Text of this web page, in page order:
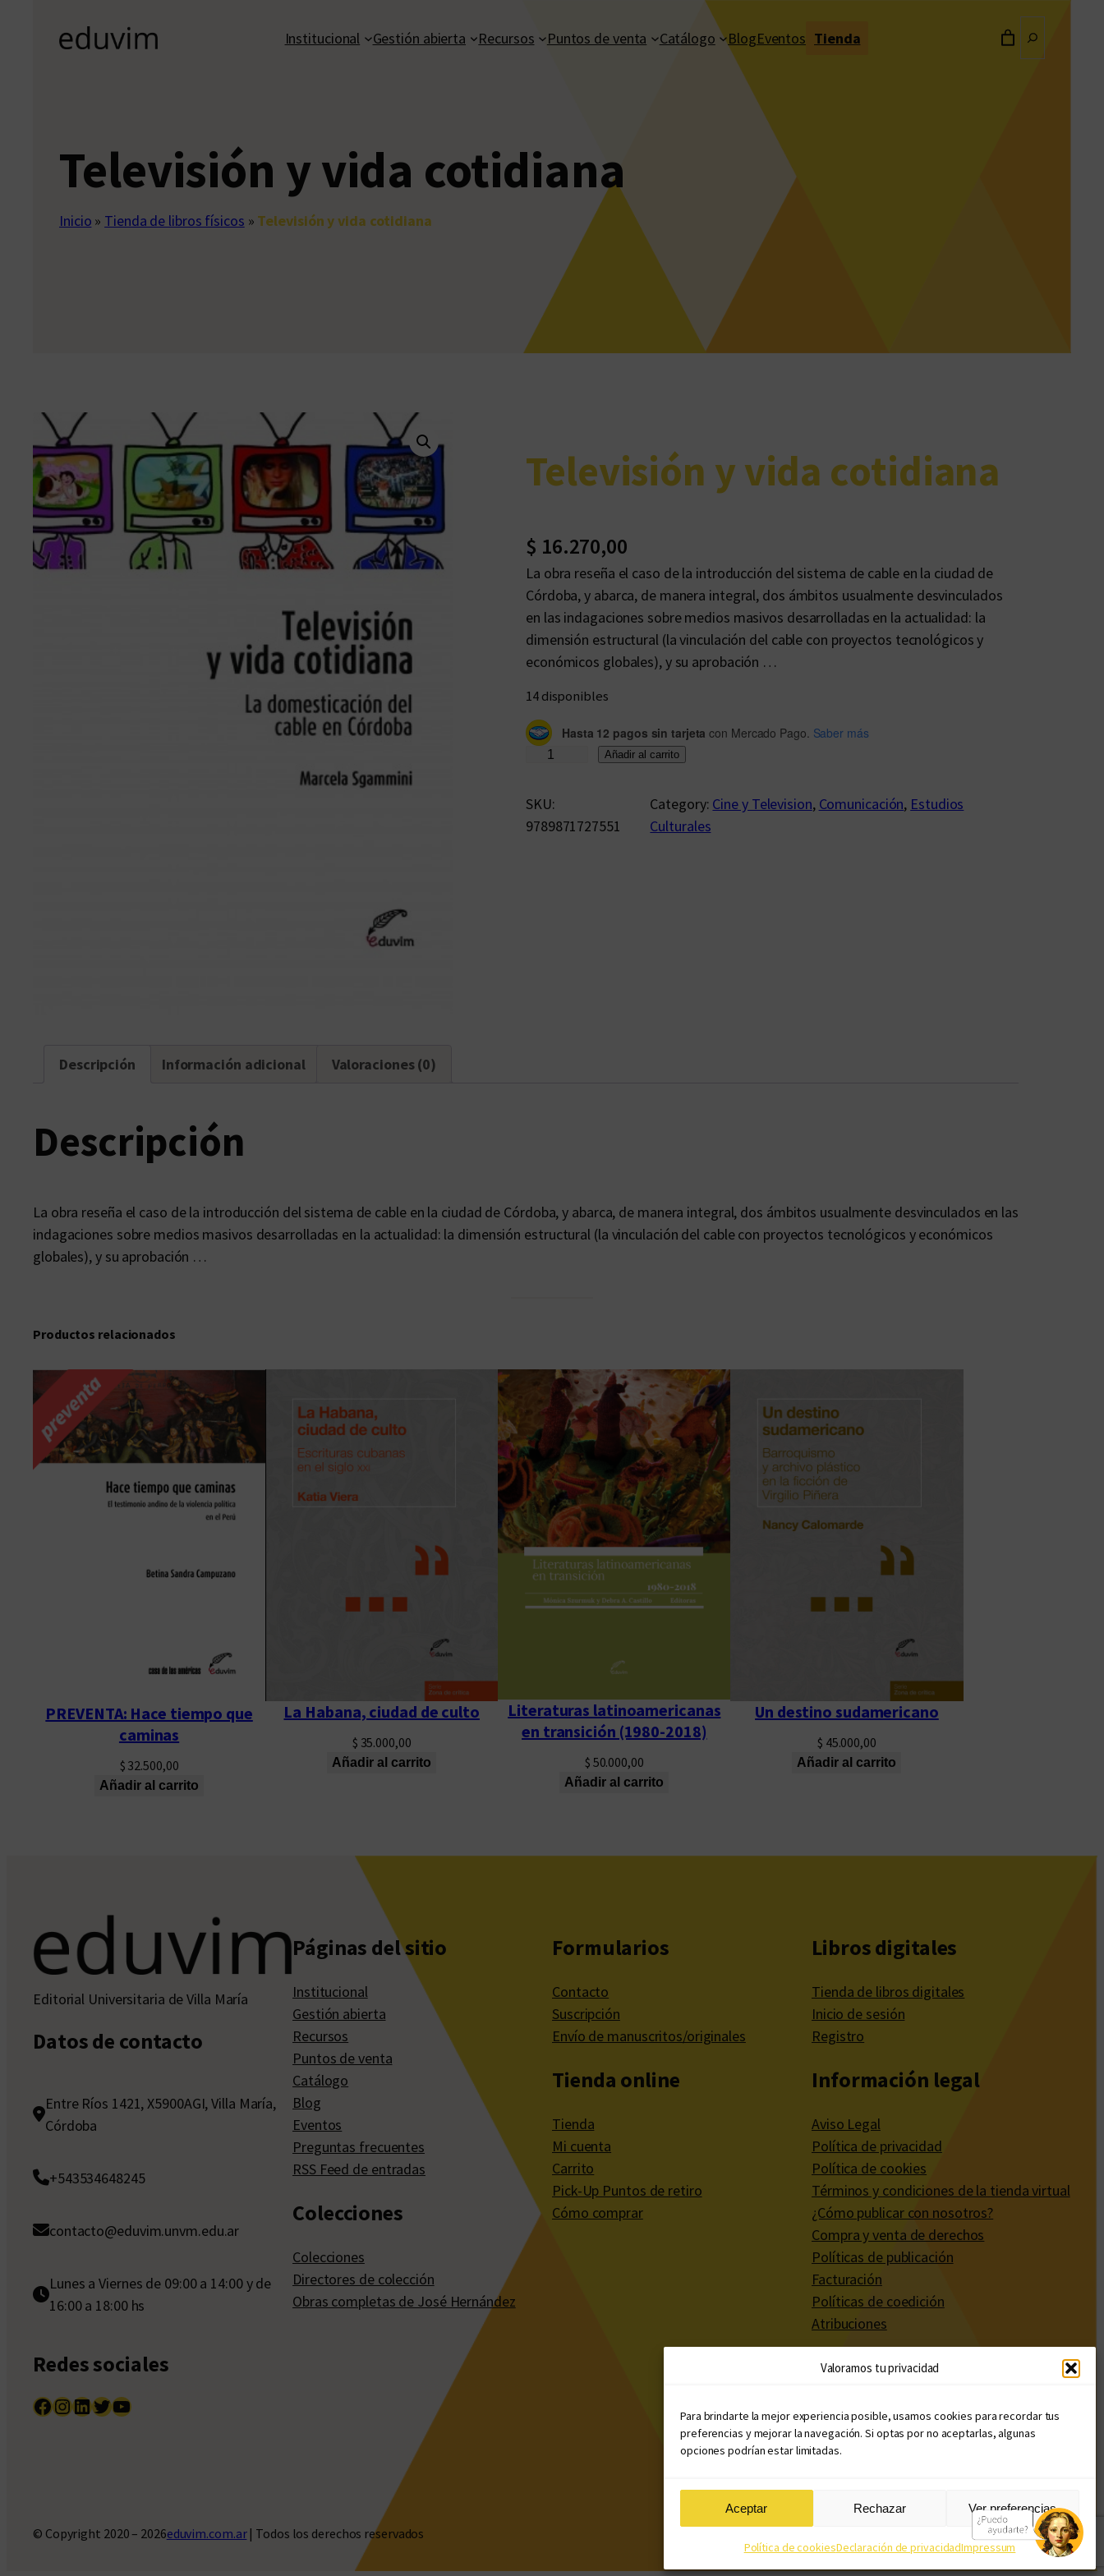
Valoramos tu privacidad
Para brindarte la mejor experiencia posible, usamos cookies para recordar tus
preferencias y mejorar la navegación. Si optas por no aceptarlas, algunas
opciones podrían estar limitadas.
Aceptar Rechazar Ver preferencias
Política de cookiesDeclaración de privacidadImpressum
Institucional Gestión abierta Recursos Puntos de venta Catálogo BlogEventos Tienda
Televisión y vida cotidiana
Inicio » Tienda de libros físicos » Televisión y vida cotidiana
Televisión y vida cotidiana
$ 16.270,00
La obra reseña el caso de la introducción del sistema de cable en la ciudad de
Córdoba, y abarca, de manera integral, dos ámbitos usualmente desvinculados
en las indagaciones sobre medios masivos desarrolladas en la actualidad: la
dimensión estructural (la vinculación del cable con proyectos tecnológicos y
económicos globales), y su aprobación …
14 disponibles
Hasta 12 pagos sin tarjeta con Mercado Pago. Saber más
l
e
a
n
d
Añadir al carrito
SKU:
9789871727551
Category: Cine y Television, Comunicación, Estudios
Culturales
Descripción Información adicional Valoraciones (0)
Descripción
La obra reseña el caso de la introducción del sistema de cable en la ciudad de Córdoba, y abarca, de manera integral, dos ámbitos usualmente desvinculados en las
indagaciones sobre medios masivos desarrolladas en la actualidad: la dimensión estructural (la vinculación del cable con proyectos tecnológicos y económicos
globales), y su aprobación …
Productos relacionados
PREVENTA: Hace tiempo que
caminas
$ 32.500,00
Añadir al carrito
La Habana, ciudad de culto
$ 35.000,00
Añadir al carrito
Literaturas latinoamericanas
en transición (1980-2018)
$ 50.000,00
Añadir al carrito
Un destino sudamericano
$ 45.000,00
Añadir al carrito
Editorial Universitaria de Villa María
Datos de contacto
Entre Ríos 1421, X5900AGI, Villa María,
Córdoba
+543534648245
contacto@eduvim.unvm.edu.ar
Lunes a Viernes de 09:00 a 14:00 y de
16:00 a 18:00 hs
Redes sociales
Facebook InstagramLinkedIn Twitter YouTube
Páginas del sitio
Institucional
Gestión abierta
Recursos
Puntos de venta
Catálogo
Blog
Eventos
Preguntas frecuentes
RSS Feed de entradas
Colecciones
Colecciones
Directores de colección
Obras completas de José Hernández
Formularios
Contacto
Suscripción
Envío de manuscritos/originales
Tienda online
Tienda
Mi cuenta
Carrito
Pick-Up Puntos de retiro
Cómo comprar
Libros digitales
Tienda de libros digitales
Inicio de sesión
Registro
Información legal
Aviso Legal
Política de privacidad
Política de cookies
Términos y condiciones de la tienda virtual
¿Cómo publicar con nosotros?
Compra y venta de derechos
Políticas de publicación
Facturación
Políticas de coedición
Atribuciones
© Copyright 2020 – 2026eduvim.com.ar| Todos los derechos reservados Diseño web: Llama Creativa